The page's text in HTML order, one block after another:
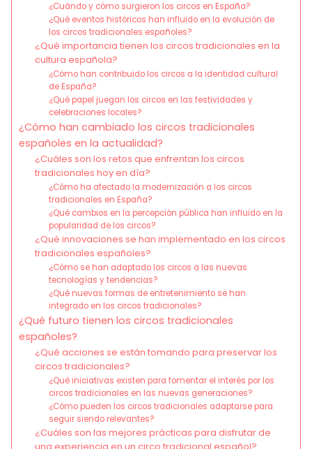
¿Cuándo y cómo surgieron los circos en España?
¿Qué eventos históricos han influido en la evolución de
los circos tradicionales españoles?
¿Qué importancia tienen los circos tradicionales en la
cultura española?
¿Cómo han contribuido los circos a la identidad cultural
de España?
¿Qué papel juegan los circos en las festividades y
celebraciones locales?
¿Cómo han cambiado los circos tradicionales
españoles en la actualidad?
¿Cuáles son los retos que enfrentan los circos
tradicionales hoy en día?
¿Cómo ha afectado la modernización a los circos
tradicionales en España?
¿Qué cambios en la percepción pública han influido en la
popularidad de los circos?
¿Qué innovaciones se han implementado en los circos
tradicionales españoles?
¿Cómo se han adaptado los circos a las nuevas
tecnologías y tendencias?
¿Qué nuevas formas de entretenimiento se han
integrado en los circos tradicionales?
¿Qué futuro tienen los circos tradicionales
españoles?
¿Qué acciones se están tomando para preservar los
circos tradicionales?
¿Qué iniciativas existen para fomentar el interés por los
circos tradicionales en las nuevas generaciones?
¿Cómo pueden los circos tradicionales adaptarse para
seguir siendo relevantes?
¿Cuáles son las mejores prácticas para disfrutar de